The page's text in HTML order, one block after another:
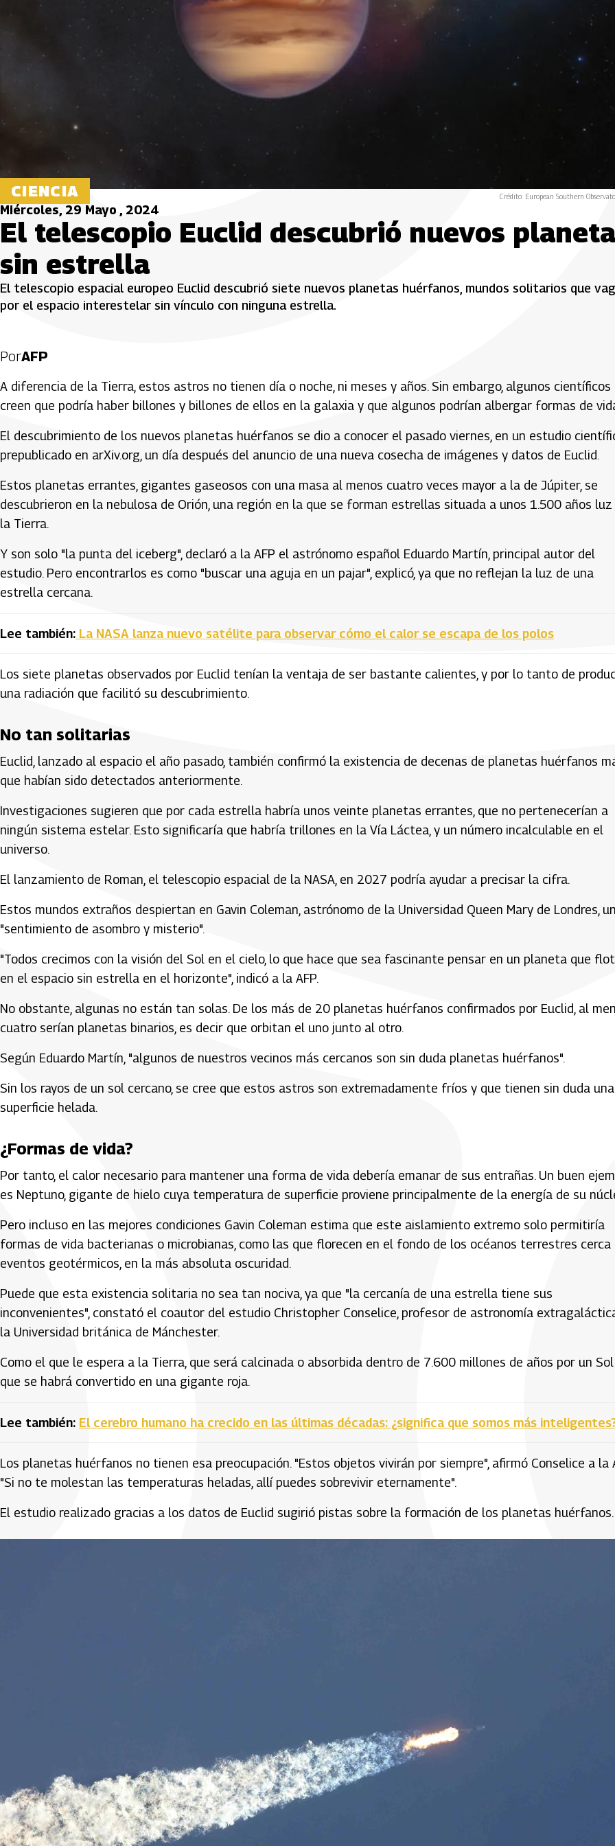
CIENCIA Crédito: European Southern
Miércoles, 29 Mayo , 2024
El telescopio Euclid descubrió nuevos
sin estrella
El telescopio espacial europeo Euclid descubrió siete nuevos planetas huérfanos, mundos solitarios que
por el espacio interestelar sin vínculo con ninguna estrella.
PorAFP
A diferencia de la Tierra, estos astros no tienen día o noche, ni meses y años. Sin embargo, algunos científicos
creen que podría haber billones y billones de ellos en la galaxia y que algunos podrían albergar formas de
El descubrimiento de los nuevos planetas huérfanos se dio a conocer el pasado viernes, en un estudio
prepublicado en arXiv.org, un día después del anuncio de una nueva cosecha de imágenes y datos de Euclid.
Estos planetas errantes, gigantes gaseosos con una masa al menos cuatro veces mayor a la de Júpiter, se
descubrieron en la nebulosa de Orión, una región en la que se forman estrellas situada a unos 1.500 años luz
la Tierra.
Y son solo "la punta del iceberg", declaró a la AFP el astrónomo español Eduardo Martín, principal autor del
estudio. Pero encontrarlos es como "buscar una aguja en un pajar", explicó, ya que no reflejan la luz de una
estrella cercana.
Lee también: La NASA lanza nuevo satélite para observar cómo el calor se escapa de los polos
Los siete planetas observados por Euclid tenían la ventaja de ser bastante calientes, y por lo tanto de
una radiación que facilitó su descubrimiento.
No tan solitarias
Euclid, lanzado al espacio el año pasado, también confirmó la existencia de decenas de planetas huérfanos
que habían sido detectados anteriormente.
Investigaciones sugieren que por cada estrella habría unos veinte planetas errantes, que no pertenecerían a
ningún sistema estelar. Esto significaría que habría trillones en la Vía Láctea, y un número incalculable en el
universo.
El lanzamiento de Roman, el telescopio espacial de la NASA, en 2027 podría ayudar a precisar la cifra.
Estos mundos extraños despiertan en Gavin Coleman, astrónomo de la Universidad Queen Mary de Londres, un
"sentimiento de asombro y misterio".
"Todos crecimos con la visión del Sol en el cielo, lo que hace que sea fascinante pensar en un planeta que
en el espacio sin estrella en el horizonte", indicó a la AFP.
No obstante, algunas no están tan solas. De los más de 20 planetas huérfanos confirmados por Euclid, al
cuatro serían planetas binarios, es decir que orbitan el uno junto al otro.
Según Eduardo Martín, "algunos de nuestros vecinos más cercanos son sin duda planetas huérfanos".
Sin los rayos de un sol cercano, se cree que estos astros son extremadamente fríos y que tienen sin duda una
superficie helada.
¿Formas de vida?
Por tanto, el calor necesario para mantener una forma de vida debería emanar de sus entrañas. Un buen
es Neptuno, gigante de hielo cuya temperatura de superficie proviene principalmente de la energía de su
Pero incluso en las mejores condiciones Gavin Coleman estima que este aislamiento extremo solo permitiría
formas de vida bacterianas o microbianas, como las que florecen en el fondo de los océanos terrestres cerca
eventos geotérmicos, en la más absoluta oscuridad.
Puede que esta existencia solitaria no sea tan nociva, ya que "la cercanía de una estrella tiene sus
inconvenientes", constató el coautor del estudio Christopher Conselice, profesor de astronomía
la Universidad británica de Mánchester.
Como el que le espera a la Tierra, que será calcinada o absorbida dentro de 7.600 millones de años por un Sol
que se habrá convertido en una gigante roja.
Lee también: El cerebro humano ha crecido en las últimas décadas: ¿significa que somos más
Los planetas huérfanos no tienen esa preocupación. "Estos objetos vivirán por siempre", afirmó Conselice a la
"Si no te molestan las temperaturas heladas, allí puedes sobrevivir eternamente".
El estudio realizado gracias a los datos de Euclid sugirió pistas sobre la formación de los planetas huérfanos.